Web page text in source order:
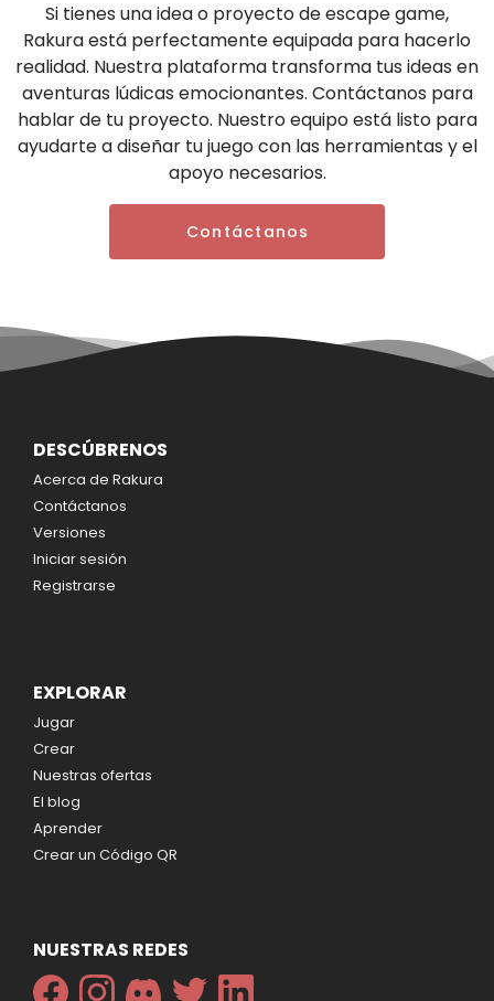
Si tienes una idea o proyecto de escape game,
Rakura está perfectamente equipada para hacerlo
realidad. Nuestra plataforma transforma tus ideas en
aventuras lúdicas emocionantes. Contáctanos para
hablar de tu proyecto. Nuestro equipo está listo para
ayudarte a diseñar tu juego con las herramientas y el
apoyo necesarios.
Contáctanos
DESCÚBRENOS
Acerca de Rakura
Contáctanos
Versiones
Iniciar sesión
Registrarse
EXPLORAR
Jugar
Crear
Nuestras ofertas
El blog
Aprender
Crear un Código QR
NUESTRAS REDES